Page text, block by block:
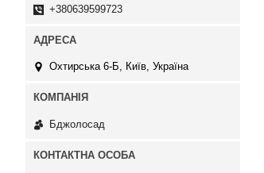
+380639599723
Охтирська 6-Б, Київ, Україна
Бджолосад